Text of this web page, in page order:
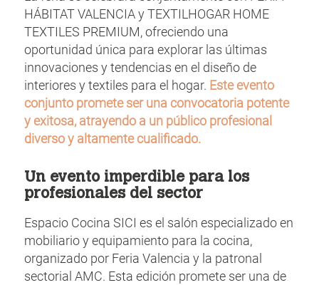
HÁBITAT VALENCIA y TEXTILHOGAR HOME
TEXTILES PREMIUM, ofreciendo una
oportunidad única para explorar las últimas
innovaciones y tendencias en el diseño de
interiores y textiles para el hogar. Este evento
conjunto promete ser una convocatoria potente
y exitosa, atrayendo a un público profesional
diverso y altamente cualificado.
Un evento imperdible para los
profesionales del sector
Espacio Cocina SICI es el salón especializado en
mobiliario y equipamiento para la cocina,
organizado por Feria Valencia y la patronal
sectorial AMC. Esta edición promete ser una de